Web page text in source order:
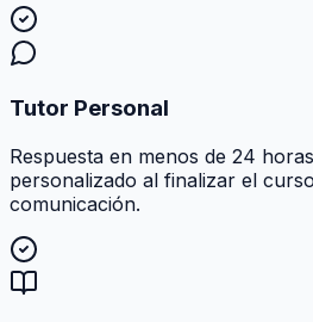
Tutor Personal
Respuesta en menos de 24
personalizado al finalizar el
comunicación.